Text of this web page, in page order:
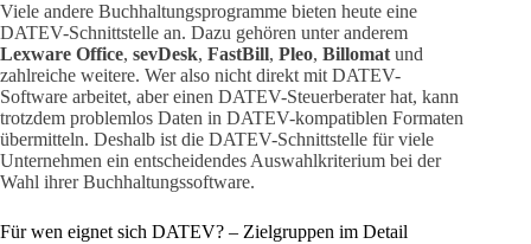
Viele andere Buchhaltungsprogramme bieten heute eine
DATEV-Schnittstelle an. Dazu gehören unter anderem
Lexware Office, sevDesk, FastBill, Pleo, Billomat und
zahlreiche weitere. Wer also nicht direkt mit DATEV-
Software arbeitet, aber einen DATEV-Steuerberater hat, kann
trotzdem problemlos Daten in DATEV-kompatiblen Formaten
übermitteln. Deshalb ist die DATEV-Schnittstelle für viele
Unternehmen ein entscheidendes Auswahlkriterium bei der
Wahl ihrer Buchhaltungssoftware.
Für wen eignet sich DATEV? – Zielgruppen im Detail